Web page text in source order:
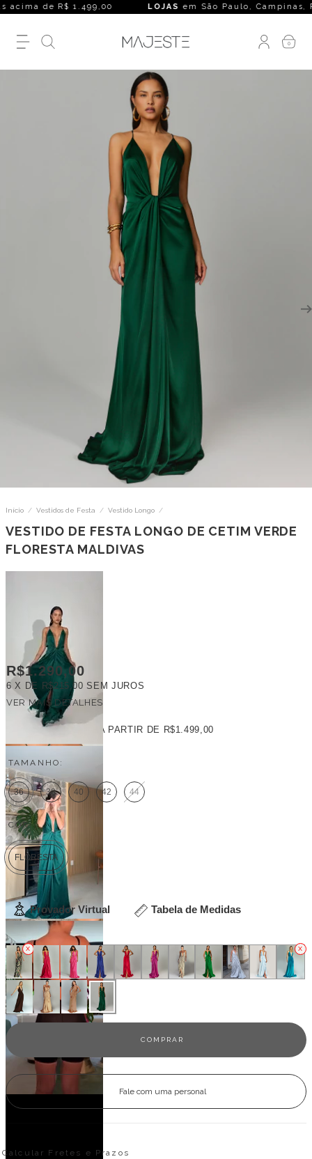
de R$ 1.499,00 LOJASem São Paulo, Campinas, Rio
0
Início / Vestidos de Festa / Vestido Longo /
VESTIDO DE FESTA LONGO DE CETIM VERDE
FLORESTA MALDIVAS
R$1.290,00
6 X DE R$215,00 SEM JUROS
VER MAIS DETALHES
FRETE GRÁTIS A PARTIR DE R$1.499,00
TAMANHO:
36 38 40 42 44
COR:
FLORESTA
Provador Virtual Tabela de Medidas
Veja outras opções
Fale com uma personal
Entregas para o CEP:
Calcular Fretes e Prazos